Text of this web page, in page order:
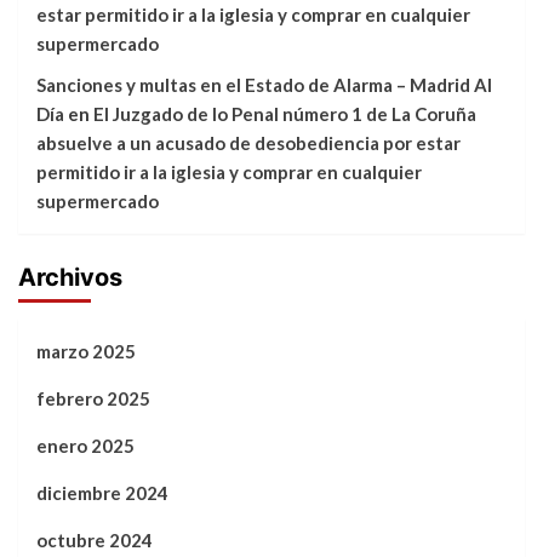
estar permitido ir a la iglesia y comprar en cualquier
supermercado
Sanciones y multas en el Estado de Alarma – Madrid Al
Día en El Juzgado de lo Penal número 1 de La Coruña
absuelve a un acusado de desobediencia por estar
permitido ir a la iglesia y comprar en cualquier
supermercado
Archivos
marzo 2025
febrero 2025
enero 2025
diciembre 2024
octubre 2024